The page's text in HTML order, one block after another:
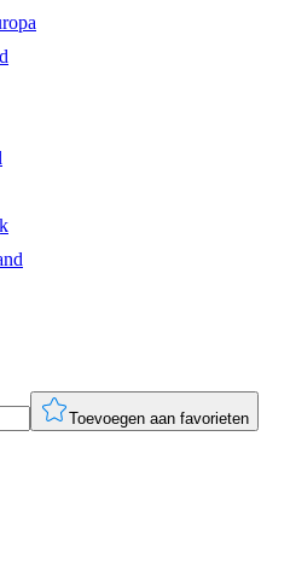
Toevoegen aan favorieten